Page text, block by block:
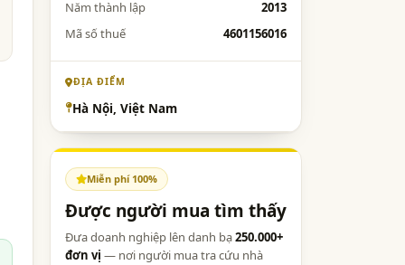
Năm thành lập
2013
Mã số thuế
4601156016
ĐỊA ĐIỂM
Hà Nội, Việt Nam
Miễn phí 100%
Được người mua tìm thấy
Đưa doanh nghiệp lên danh bạ250.000+
đơn vị — nơi người mua tra cứu nhà